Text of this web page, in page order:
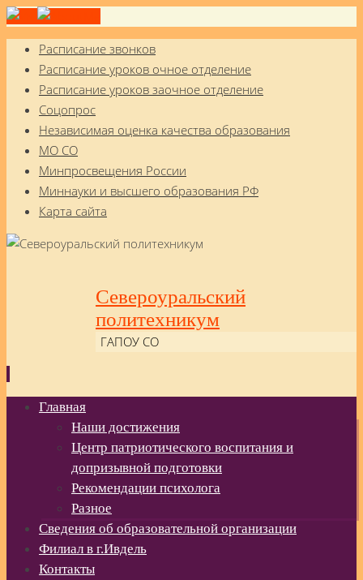
Расписание звонков
Расписание уроков очное отделение
Расписание уроков заочное отделение
Соцопрос
Независимая оценка качества образования
МО СО
Минпросвещения России
Миннауки и высшего образования РФ
Карта сайта
Североуральский
политехникум
ГАПОУ СО
Перейти
содержимому
Главная
Наши достижения
Центр патриотического воспитания и
допризывной подготовки
Рекомендации психолога
Разное
Сведения об образовательной организации
Филиал в г.Ивдель
Контакты